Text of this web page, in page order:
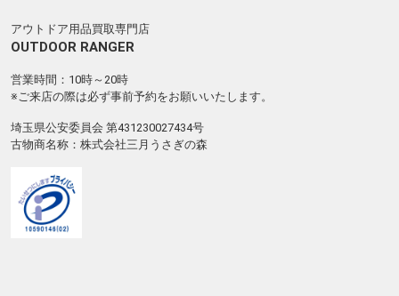
アウトドア用品買取専門店
OUTDOOR RANGER
営業時間：10時～20時
※ご来店の際は必ず事前予約をお願いいたします。
埼玉県公安委員会 第431230027434号
古物商名称：株式会社三月うさぎの森